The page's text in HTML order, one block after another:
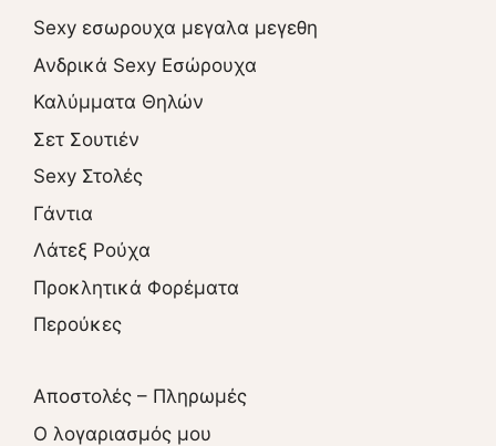
Sexy εσωρουχα μεγαλα μεγεθη
Ανδρικά Sexy Εσώρουχα
Καλύμματα Θηλών
Σετ Σουτιέν
Sexy Στολές
Γάντια
Λάτεξ Ρούχα
Προκλητικά Φορέματα
Περούκες
Αποστολές – Πληρωμές
O λογαριασμός μου